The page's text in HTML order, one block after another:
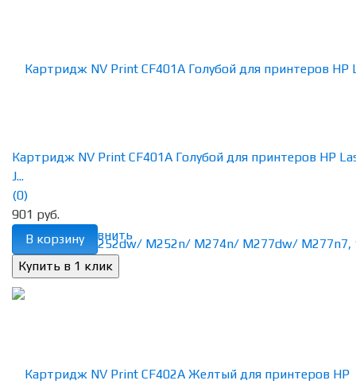
избранное сравнить
Картридж NV Print CF401A Голубой для принтеров HP
J...
(0)
901 руб.
В корзину